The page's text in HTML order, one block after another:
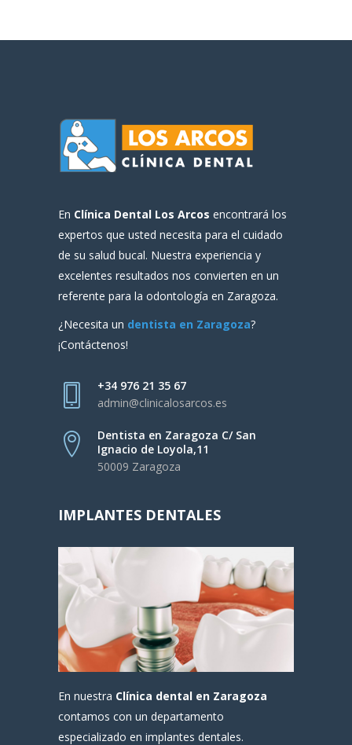
En Clínica Dental Los Arcos encontrará los
expertos que usted necesita para el cuidado
de su salud bucal. Nuestra experiencia y
excelentes resultados nos convierten en un
referente para la odontología en Zaragoza.
¿Necesita un dentista en Zaragoza?
¡Contáctenos!
+34 976 21 35 67
admin@clinicalosarcos.es
Dentista en Zaragoza C/ San
Ignacio de Loyola,11
50009 Zaragoza
IMPLANTES DENTALES
En nuestra Clínica dental en Zaragoza
contamos con un departamento
especializado en implantes dentales.